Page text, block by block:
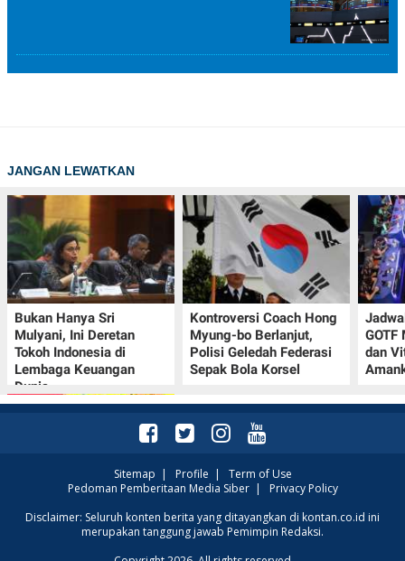
JANGAN LEWATKAN
Bukan Hanya Sri
Mulyani, Ini Deretan
Tokoh Indonesia di
Lembaga Keuangan
Dunia
Kontroversi Coach Hong
Myung-bo Berlanjut,
Polisi Geledah Federasi
Sepak Bola Korsel
GOTF
dan
Promo JSM Alfamart 7–
9 Agustus 2026, Minyak
Sitemap | Profile | Term of Use
Pedoman Pemberitaan Media Siber| Privacy Policy
Disclaimer: Seluruh konten berita yang ditayangkan di kontan.co.id ini
merupakan tanggung jawab Pemimpin Redaksi.